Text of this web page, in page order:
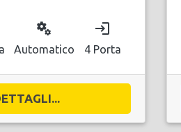
miscellaneous_services
Automatico
login
4 Porta